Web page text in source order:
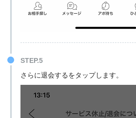
STEP.5
さらに退会するをタップします。